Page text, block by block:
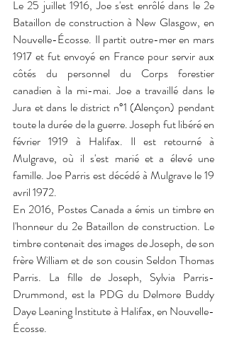
Le 25 juillet 1916, Joe s'est enrôlé dans le 2e
Bataillon de construction à New Glasgow, en
Nouvelle-Écosse. Il partit outre-mer en mars
1917 et fut envoyé en France pour servir aux
côtés du personnel du Corps forestier
canadien à la mi-mai. Joe a travaillé dans le
Jura et dans le district n°1 (Alençon) pendant
toute la durée de la guerre. Joseph fut libéré en
février 1919 à Halifax. Il est retourné à
Mulgrave, où il s'est marié et a élevé une
famille. Joe Parris est décédé à Mulgrave le 19
avril 1972.
En 2016, Postes Canada a émis un timbre en
l'honneur du 2e Bataillon de construction. Le
timbre contenait des images de Joseph, de son
frère William et de son cousin Seldon Thomas
Parris. La fille de Joseph, Sylvia Parris-
Drummond, est la PDG du Delmore Buddy
Daye Leaning Institute à Halifax, en Nouvelle-
Écosse.